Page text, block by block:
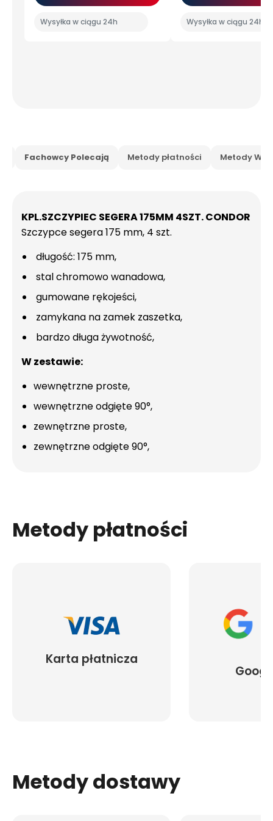
Wysyłka w ciągu 24h Wysyłka w ciągu 24h
Fachowcy Polecają Metody płatności Metody
KPL.SZCZYPIEC SEGERA 175MM 4SZT. CONDOR
Szczypce segera 175 mm, 4 szt.
długość: 175 mm,
stal chromowo wanadowa,
gumowane rękojeści,
zamykana na zamek zaszetka,
bardzo długa żywotność,
W zestawie:
wewnętrzne proste,
wewnętrzne odgięte 90°,
zewnętrzne proste,
zewnętrzne odgięte 90°,
Metody płatności
Karta płatnicza
Metody dostawy